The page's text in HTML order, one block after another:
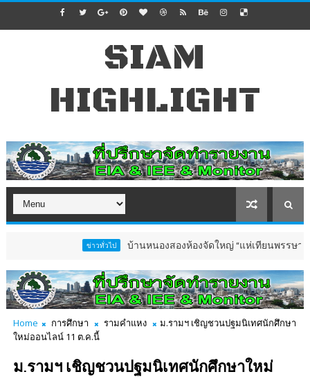
SIAM
HIGHLIGHT
บ้านหนองสองห้องจัดใหญ่ “แห่เทียนพรรษา–ผ้าป่าซาเ
Home การศึกษา รามคำแหง
ม.รามฯ เชิญชวนปฐมนิเทศนักศึกษา
ใหม่ออนไลน์ 11 ต.ค.นี้
ม.รามฯ เชิญชวนปฐมนิเทศนักศึกษาใหม่